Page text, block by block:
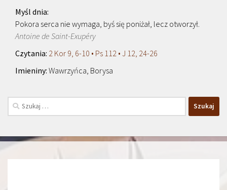
Pokora serca nie wymaga, byś się poniżał, lecz otworzył.
Antoine de Saint-Exupéry
2 Kor 9, 6-10 • Ps 112 • J 12, 24-26
Wawrzyńca, Borysa
Szukaj: